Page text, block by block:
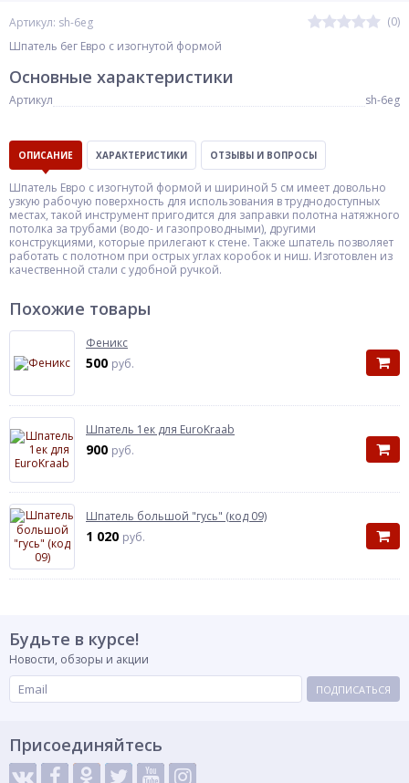
Артикул: sh-6eg
(0)
Шпатель 6ег Евро с изогнутой формой
Основные характеристики
Артикул sh-6eg
ОПИСАНИЕ ХАРАКТЕРИСТИКИ ОТЗЫВЫ И ВОПРОСЫ
Шпатель Евро с изогнутой формой и шириной 5 см имеет довольно
узкую рабочую поверхность для использования в труднодоступных
местах, такой инструмент пригодится для заправки полотна натяжного
потолка за трубами (водо- и газопроводными), другими
конструкциями, которые прилегают к стене. Также шпатель позволяет
работать с полотном при острых углах коробок и ниш. Изготовлен из
качественной стали с удобной ручкой.
Похожие товары
Феникс
500 руб.
Шпатель 1ек для EuroKraab
900 руб.
Шпатель большой "гусь" (код 09)
1 020 руб.
Будьте в курсе!
Новости, обзоры и акции
ПОДПИСАТЬСЯ
Присоединяйтесь